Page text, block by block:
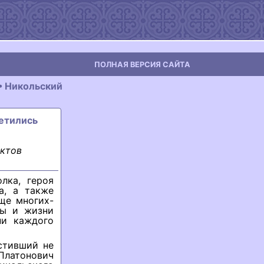
ПОЛНАЯ ВЕРСИЯ САЙТА
героя
а также
многих-
и жизни
каждого
не